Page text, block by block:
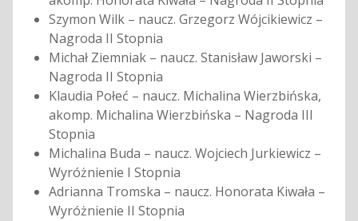
Szymon Wilk – naucz. Grzegorz Wójcikiewicz –
Nagroda II Stopnia
Michał Ziemniak – naucz. Stanisław Jaworski –
Nagroda II Stopnia
Klaudia Połeć – naucz. Michalina Wierzbińska,
akomp. Michalina Wierzbińska – Nagroda III
Stopnia
Michalina Buda – naucz. Wojciech Jurkiewicz –
Wyróżnienie I Stopnia
Adrianna Tromska – naucz. Honorata Kiwała –
Wyróżnienie II Stopnia